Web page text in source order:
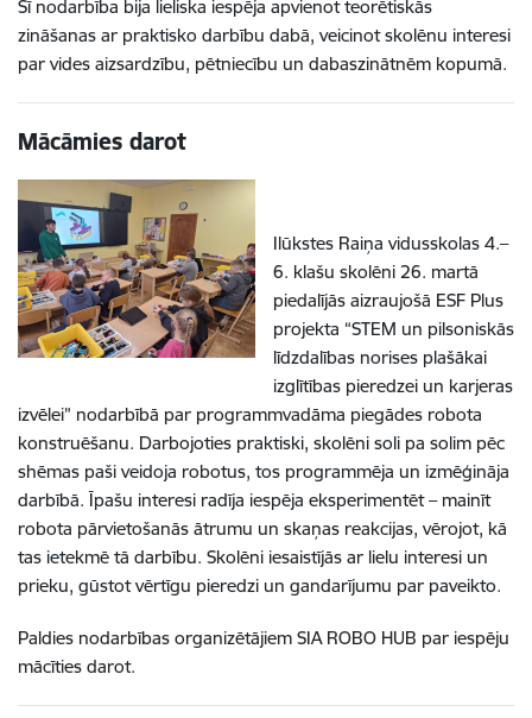
Šī nodarbība bija lieliska iespēja apvienot teorētiskās
zināšanas ar praktisko darbību dabā, veicinot skolēnu interesi
par vides aizsardzību, pētniecību un dabaszinātnēm kopumā.
Mācāmies darot
Ilūkstes Raiņa vidusskolas 4.–
6. klašu skolēni 26. martā
piedalījās aizraujošā ESF Plus
projekta “STEM un pilsoniskās
līdzdalības norises plašākai
izglītības pieredzei un karjeras
izvēlei” nodarbībā par programmvadāma piegādes robota
konstruēšanu. Darbojoties praktiski, skolēni soli pa solim pēc
shēmas paši veidoja robotus, tos programmēja un izmēģināja
darbībā. Īpašu interesi radīja iespēja eksperimentēt – mainīt
robota pārvietošanās ātrumu un skaņas reakcijas, vērojot, kā
tas ietekmē tā darbību. Skolēni iesaistījās ar lielu interesi un
prieku, gūstot vērtīgu pieredzi un gandarījumu par paveikto.
Paldies nodarbības organizētājiem SIA ROBO HUB par iespēju
mācīties darot.